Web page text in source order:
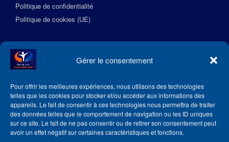
Gérer le consentement
Pour offrir les meilleures expériences, nous utilisons des technologies
telles que les cookies pour stocker et/ou accéder aux informations des
appareils. Le fait de consentir à ces technologies nous permettra de traiter
des données telles que le comportement de navigation ou les ID uniques
sur ce site. Le fait de ne pas consentir ou de retirer son consentement peut
avoir un effet négatif sur certaines caractéristiques et fonctions.
Politique de confidentialité
Politique de cookies (UE)
Suivez l’Académie EquilibreSante